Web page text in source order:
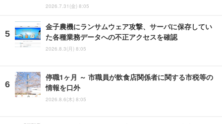
2026.7.31(金) 8:05
金子農機にランサムウェア攻撃、サーバに保存してい
た各種業務データへの不正アクセスを確認
2026.8.3(月) 8:05
停職1ヶ月 ～ 市職員が飲食店関係者に関する市税等の
情報を口外
2026.8.6(木) 8:05